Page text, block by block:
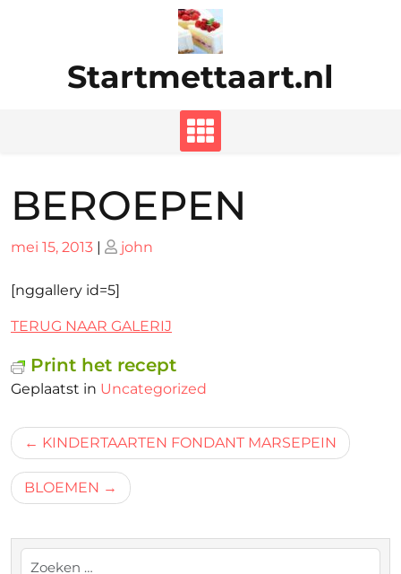
Startmettaart.nl
BEROEPEN
Geplaatst
mei 15, 2013 | Geplaatst
john
[nggallery id=5]
TERUG NAAR GALERIJ
Print het recept
Geplaatst in Uncategorized
Bericht
navigatie
KINDERTAARTEN FONDANT MARSEPEIN
BLOEMEN